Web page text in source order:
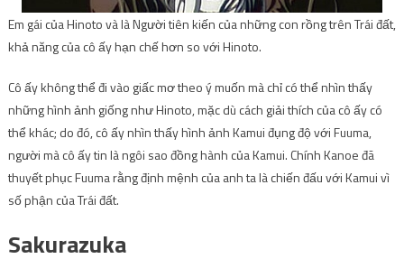
Em gái của Hinoto và là Người tiên kiến ​​​​của những con rồng trên Trái đất,
khả năng của cô ấy hạn chế hơn so với Hinoto.
Cô ấy không thể đi vào giấc mơ theo ý muốn mà chỉ có thể nhìn thấy
những hình ảnh giống như Hinoto, mặc dù cách giải thích của cô ấy có
thể khác; do đó, cô ấy nhìn thấy hình ảnh Kamui đụng độ với Fuuma,
người mà cô ấy tin là ngôi sao đồng hành của Kamui. Chính Kanoe đã
thuyết phục Fuuma rằng định mệnh của anh ta là chiến đấu với Kamui vì
số phận của Trái đất.
Sakurazuka